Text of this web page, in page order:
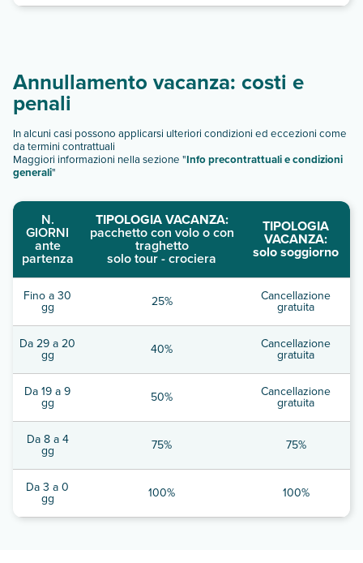
Annullamento vacanza: costi e
penali
In alcuni casi possono applicarsi ulteriori condizioni ed eccezioni come
da termini contrattuali
Maggiori informazioni nella sezione "Info precontrattuali e condizioni
generali"
N.
GIORNI
ante
partenza
TIPOLOGIA VACANZA:
pacchetto con volo o con
traghetto
solo tour - crociera
TIPOLOGIA
VACANZA:
solo soggiorno
Fino a 30
gg 25% Cancellazione
gratuita
Da 29 a 20
gg 40% Cancellazione
gratuita
Da 19 a 9
gg 50% Cancellazione
gratuita
Da 8 a 4
gg 75% 75%
Da 3 a 0
gg 100% 100%